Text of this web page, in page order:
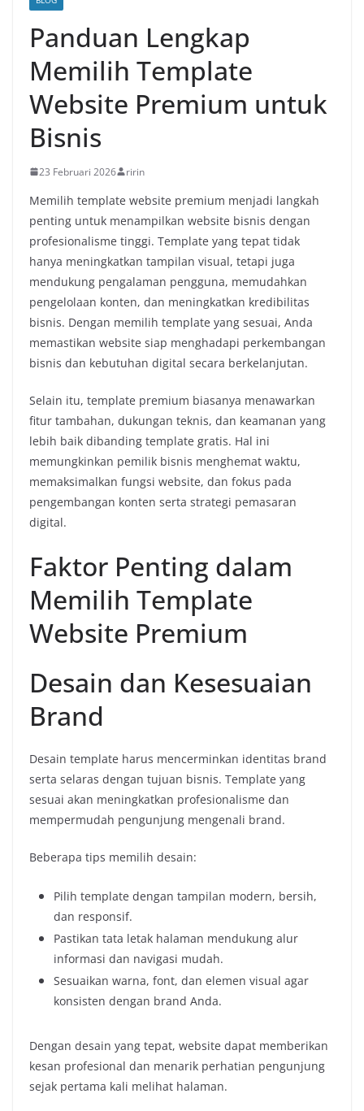
Panduan Lengkap
Memilih Template
Website Premium untuk
Bisnis
23 Februari 2026 ririn
Memilih template website premium menjadi langkah
penting untuk menampilkan website bisnis dengan
profesionalisme tinggi. Template yang tepat tidak
hanya meningkatkan tampilan visual, tetapi juga
mendukung pengalaman pengguna, memudahkan
pengelolaan konten, dan meningkatkan kredibilitas
bisnis. Dengan memilih template yang sesuai, Anda
memastikan website siap menghadapi perkembangan
bisnis dan kebutuhan digital secara berkelanjutan.
Selain itu, template premium biasanya menawarkan
fitur tambahan, dukungan teknis, dan keamanan yang
lebih baik dibanding template gratis. Hal ini
memungkinkan pemilik bisnis menghemat waktu,
memaksimalkan fungsi website, dan fokus pada
pengembangan konten serta strategi pemasaran
digital.
Faktor Penting dalam
Memilih Template
Website Premium
Desain dan Kesesuaian
Brand
Desain template harus mencerminkan identitas brand
serta selaras dengan tujuan bisnis. Template yang
sesuai akan meningkatkan profesionalisme dan
mempermudah pengunjung mengenali brand.
Beberapa tips memilih desain:
Pilih template dengan tampilan modern, bersih,
dan responsif.
Pastikan tata letak halaman mendukung alur
informasi dan navigasi mudah.
Sesuaikan warna, font, dan elemen visual agar
konsisten dengan brand Anda.
Dengan desain yang tepat, website dapat memberikan
kesan profesional dan menarik perhatian pengunjung
sejak pertama kali melihat halaman.